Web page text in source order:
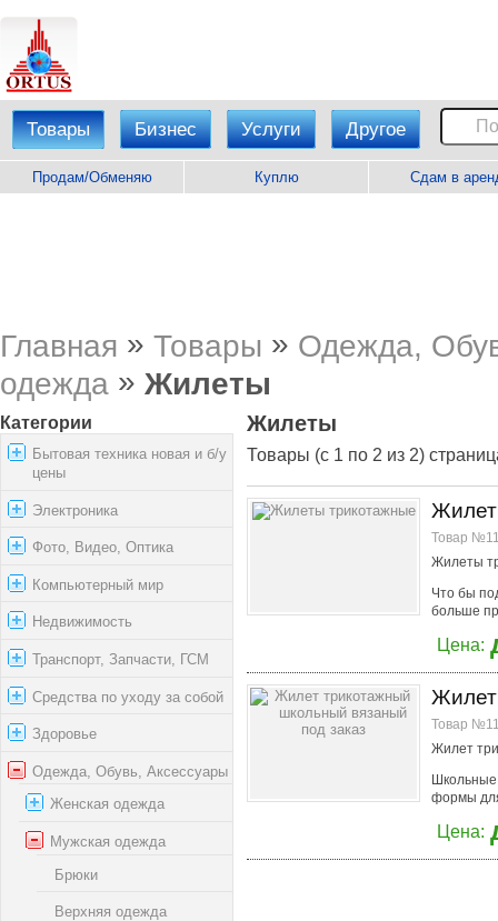
Товары Бизнес Услуги Другое
Продам/Обменяю Куплю Сдам в
Главная » Товары » Одежда,
одежда » Жилеты
Категории
Бытовая техника новая и б/у
цены
Электроника
Фото, Видео, Оптика
Компьютерный мир
Недвижимость
Транспорт, Запчасти, ГСМ
Средства по уходу за собой
Здоровье
Одежда, Обувь, Аксессуары
Женская одежда
Мужская одежда
Брюки
Верхняя одежда
Жилеты
Товары (с 1 по 2 из 2)
Товар
Жилеты
Что бы
больше
Цена:
Жилет
Товар
Жилет
Школьные
формы
Цена: